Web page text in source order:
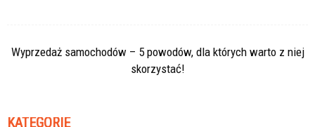
Wyprzedaż samochodów – 5 powodów, dla których warto z niej
skorzystać!
KATEGORIE